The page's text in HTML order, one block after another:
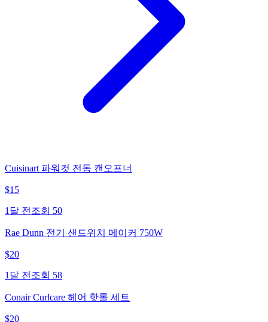
Cuisinart 파워컷 전동 캔오프너
$15
1달 전 조회 50
Rae Dunn 전기 샌드위치 메이커 750W
$20
1달 전 조회 58
Conair Curlcare 헤어 핫롤 세트
$20